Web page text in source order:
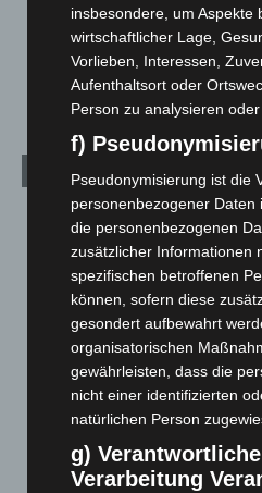
5. August 2026
Anklage nach Abschaltung von
3. August 2026
Kategorien
Blaulicht
Corona-News
Hannover und Region
Langenhagen und Ortsteile
Leserbriefe
Menschen
Über uns
Veranstaltungen
insbesondere, um Aspekte
wirtschaftlicher Lage,
Vorlieben, Interessen,
Aufenthaltsort oder
Person zu analysieren
f)
Pseudonymisierung ist die
personenbezogener Daten
die personenbezogenen
zusätzlicher Informationen
spezifischen betroffenen
können, sofern diese
gesondert aufbewahrt
organisatorischen
gewährleisten, dass die
nicht einer identifizierten
natürlichen Person
g)
Verarbeitung